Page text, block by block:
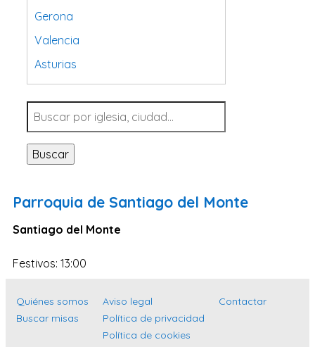
Gerona
Valencia
Asturias
Tarragona
Navarra
Valladolid
Sevilla
Santa Cruz de Tenerife
Cantabria
Islas Baleares
Málaga
Buscar
Parroquia de Santiago del Monte
Santiago del Monte
Festivos: 13:00
Quiénes somos
Buscar misas
Aviso legal
Política de privacidad
Política de cookies
Contactar